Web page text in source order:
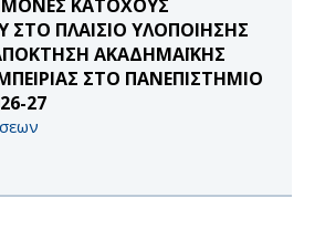
ΚΑΤΟΧΟΥΣ
ΣΤΟ ΠΛΑΙΣΙΟ ΥΛΟΠΟΙΗΣΗΣ
ΑΚΑΔΗΜΑΪΚΗΣ
ΣΤΟ ΠΑΝΕΠΙΣΤΗΜΙΟ
27